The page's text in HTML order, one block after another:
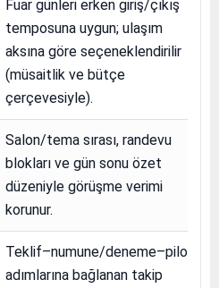
Fuar günleri erken giriş/çıkış
temposuna uygun; ulaşım
aksına göre seçeneklendirilir
(müsaitlik ve bütçe
çerçevesiyle).
Salon/tema sırası, randevu
blokları ve gün sonu özet
düzeniyle görüşme verimi
korunur.
Teklif–numune/deneme–pilot
adımlarına bağlanan takip